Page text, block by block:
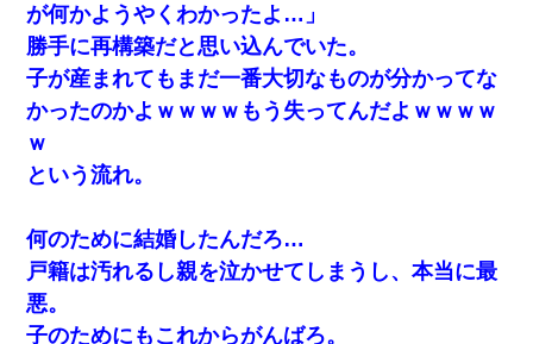
が何かようやくわかったよ…」
勝手に再構築だと思い込んでいた。
子が産まれてもまだ一番大切なものが分かってな
かったのかよｗｗｗｗもう失ってんだよｗｗｗｗ
ｗ
という流れ。
何のために結婚したんだろ…
戸籍は汚れるし親を泣かせてしまうし、本当に最
悪。
子のためにもこれからがんばろ。